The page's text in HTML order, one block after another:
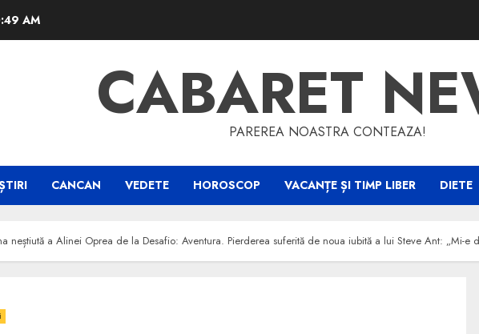
AM
CABARET
PAREREA NOASTRA CONTEAZA!
CANCAN VEDETE HOROSCOP VACANȚE ȘI TIMP LIBER DIETE
neștiută a Alinei Oprea de la Desafio: Aventura. Pierderea suferită de noua iubită a lui Steve Ant: „Mi-e